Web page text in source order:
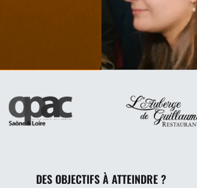
DES OBJECTIFS À ATTEINDRE ?